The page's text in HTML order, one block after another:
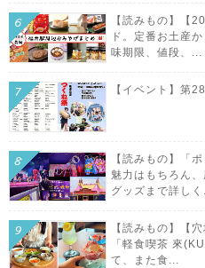
【読みもの】【
ド。定番お土産
味期限、値段、...
【イベント】第
【読みもの】「
魅力はもちろん
グッズまで詳し
【読みもの】【
「軽食喫茶 來
て、また食...